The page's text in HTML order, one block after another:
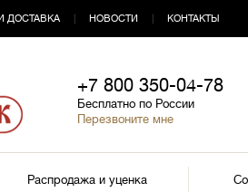
ДОСТАВКА НОВОСТИ КОНТАКТЫ
+7 800 350-04-78
Бесплатно по России
Перезвоните мне
Распродажа и уценка